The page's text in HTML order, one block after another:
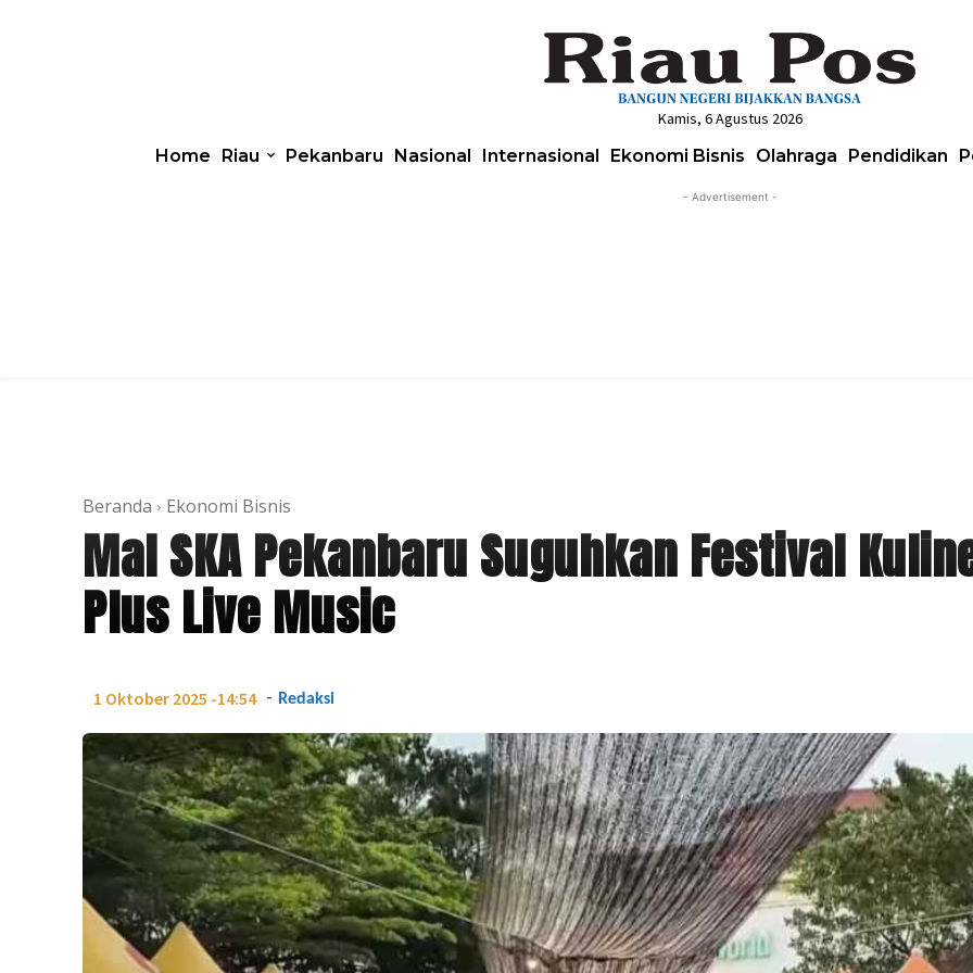
Kamis, 6 Agustus 2026
Home Riau Pekanbaru Nasional Internasional Ekonomi Bisnis Olahraga Pendidikan
- Advertisement -
Beranda Ekonomi Bisnis
Mal SKA Pekanbaru Suguhkan Festival
Plus Live Music
1 Oktober 2025 -14:54 - Redaksi